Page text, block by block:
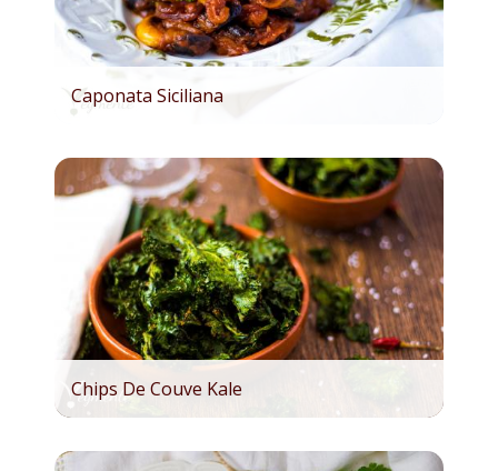
Caponata Siciliana
Chips De Couve Kale